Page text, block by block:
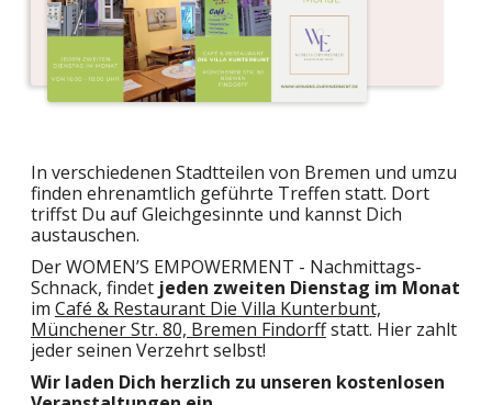
In verschiedenen Stadtteilen von Bremen und umzu
finden ehrenamtlich geführte Treffen statt. Dort
triffst Du auf Gleichgesinnte und kannst Dich
austauschen.
Der WOMEN’S EMPOWERMENT - Nachmittags-
Schnack, findet jeden zweiten Dienstag im Monat
im Café & Restaurant Die Villa Kunterbunt,
Münchener Str. 80, Bremen Findorffstatt. Hier zahlt
jeder seinen Verzehrt selbst!
Wir laden Dich herzlich zu unseren kostenlosen